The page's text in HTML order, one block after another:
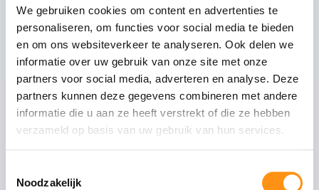
We gebruiken cookies om content en advertenties te
personaliseren, om functies voor social media te bieden
en om ons websiteverkeer te analyseren. Ook delen we
informatie over uw gebruik van onze site met onze
partners voor social media, adverteren en analyse. Deze
partners kunnen deze gegevens combineren met andere
informatie die u aan ze heeft verstrekt of die ze hebben
verzameld op basis van uw gebruik van hun services.
Noodzakelijk
Glasdikte
10mm gehard (ESG)
Glastype
Helder glas
Geslepen (niet scherp)
Profielmateriaal
Aluminium 6063-T6
Afwerking
Antraciet RAL 7016
Wieltype
RVS 304, verstelbaar
Aantal rails